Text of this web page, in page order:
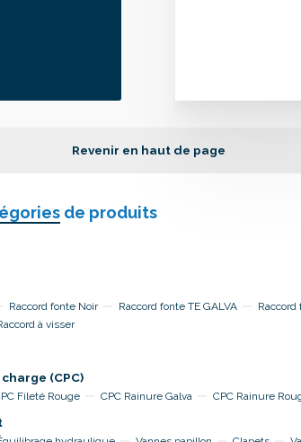
Revenir en haut de page
de produits
Raccord fonte Noir Raccord fonte TE GALVA
Raccord
à visser
(CPC)
Fileté Rouge CPC Rainure Galva CPC Rainure